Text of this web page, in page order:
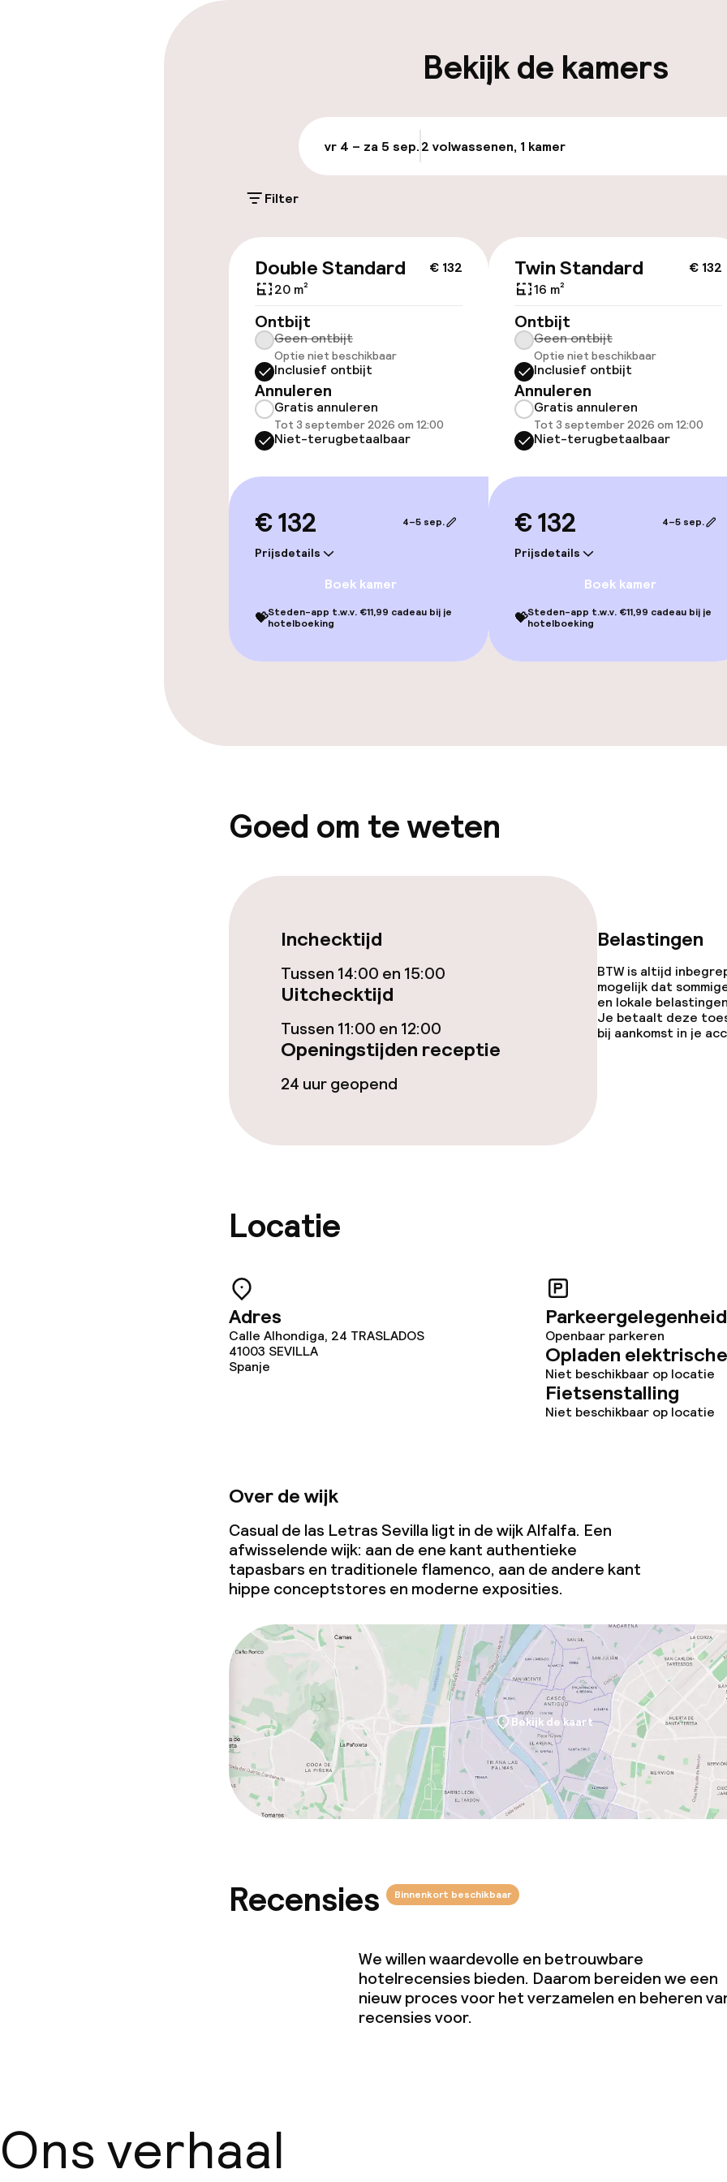
Fietsverhuur
Toegankelijkheid
Lift
Zwemmen & wellness
Solarium
Entertainment
Gratis wifi
Eet- en drinkdiensten
Wasservice
Beleid
Overal rookvrij
Bekijk de kamers
vr 4 – za 5 sep.2 volwassenen, 1 kamer
Filter
€ 132
Double Standard
20 m²
Ontbijt
Geen ontbijt
Optie niet beschikbaar
Inclusief ontbijt
Annuleren
Gratis annuleren
Tot 3 september 2026 om 12:00
Niet-terugbetaalbaar
€ 132
Prijsdetails
4–5 sep.
Boek kamer
💝Steden-app t.w.v. €11,99 cadeau bij je
hotelboeking
€ 132
Twin Standard
16 m²
Ontbijt
Geen ontbijt
Optie niet beschikbaar
Inclusief ontbijt
Annuleren
Gratis annuleren
Tot 3 september 2026 om 12:00
Niet-terugbetaalbaar
€ 132
Prijsdetails
4–5 sep.
Boek kamer
💝Steden-app t.w.v. €11,99 cadeau bij je
hotelboeking
Goed om te weten
Inchecktijd
Tussen 14:00 en 15:00
Uitchecktijd
Tussen 11:00 en 12:00
Openingstijden receptie
24 uur geopend
Belastingen
BTW is altijd
mogelijk dat
en lokale
Je betaalt deze
bij aankomst in je
Locatie
Adres
Calle Alhondiga, 24 TRASLADOS
41003 SEVILLA
Spanje
Parkeergelegenheid
Openbaar parkeren
Opladen
Niet beschikbaar op locatie
Fietsenstalling
Niet beschikbaar op locatie
Over de wijk
Casual de las Letras Sevilla ligt in de wijk Alfalfa. Een
afwisselende wijk: aan de ene kant authentieke
tapasbars en traditionele flamenco, aan de andere kant
hippe conceptstores en moderne exposities.
Bekijk de kaart
Recensies Binnenkort beschikbaar
We willen waardevolle en betrouwbare
hotelrecensies bieden. Daarom bereiden we een
nieuw proces voor het verzamelen en beheren
recensies voor.
Ons verhaal